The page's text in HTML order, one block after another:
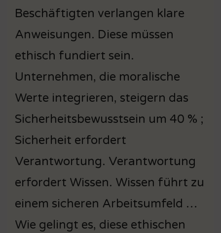
Beschäftigten verlangen klare
Anweisungen. Diese müssen
ethisch fundiert sein.
Unternehmen, die moralische
Werte integrieren, steigern das
Sicherheitsbewusstsein um 40 % ;
Sicherheit erfordert
Verantwortung. Verantwortung
erfordert Wissen. Wissen führt zu
einem sicheren Arbeitsumfeld …
Wie gelingt es, diese ethischen